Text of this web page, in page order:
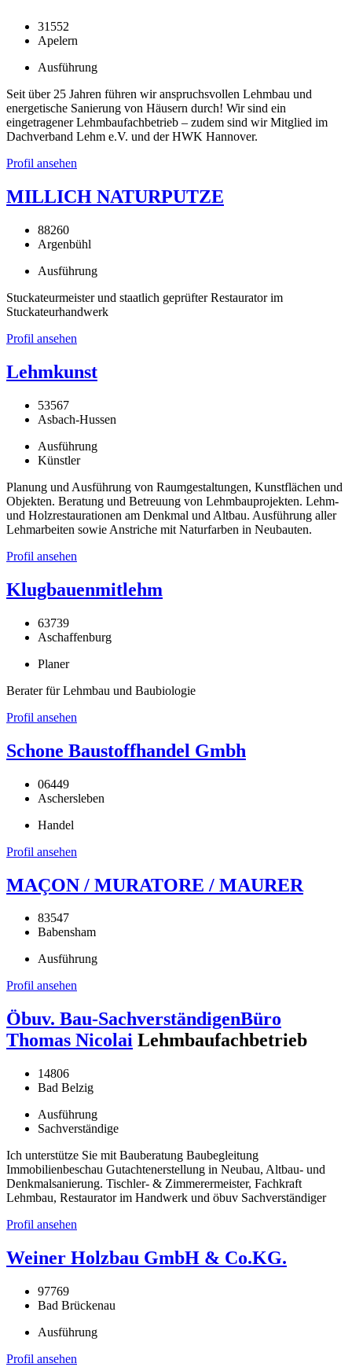
31552
Apelern
Ausführung
Seit über 25 Jahren führen wir anspruchsvollen Lehmbau und
energetische Sanierung von Häusern durch! Wir sind ein
eingetragener Lehmbaufachbetrieb – zudem sind wir Mitglied im
Dachverband Lehm e.V. und der HWK Hannover.
Profil ansehen
MILLICH NATURPUTZE
88260
Argenbühl
Ausführung
Stuckateurmeister und staatlich geprüfter Restaurator im
Stuckateurhandwerk
Profil ansehen
Lehmkunst
53567
Asbach-Hussen
Ausführung
Künstler
Planung und Ausführung von Raumgestaltungen, Kunstflächen und
Objekten. Beratung und Betreuung von Lehmbauprojekten. Lehm-
und Holzrestaurationen am Denkmal und Altbau. Ausführung aller
Lehmarbeiten sowie Anstriche mit Naturfarben in Neubauten.
Profil ansehen
Klugbauenmitlehm
63739
Aschaffenburg
Planer
Berater für Lehmbau und Baubiologie
Profil ansehen
Schone Baustoffhandel Gmbh
06449
Aschersleben
Handel
Profil ansehen
MAÇON / MURATORE / MAURER
83547
Babensham
Ausführung
Profil ansehen
Öbuv. Bau-SachverständigenBüro
Thomas Nicolai Lehmbaufachbetrieb
14806
Bad Belzig
Ausführung
Sachverständige
Ich unterstütze Sie mit Bauberatung Baubegleitung
Immobilienbeschau Gutachtenerstellung in Neubau, Altbau- und
Denkmalsanierung. Tischler- & Zimmerermeister, Fachkraft
Lehmbau, Restaurator im Handwerk und öbuv Sachverständiger
Profil ansehen
Weiner Holzbau GmbH & Co.KG.
97769
Bad Brückenau
Ausführung
Profil ansehen